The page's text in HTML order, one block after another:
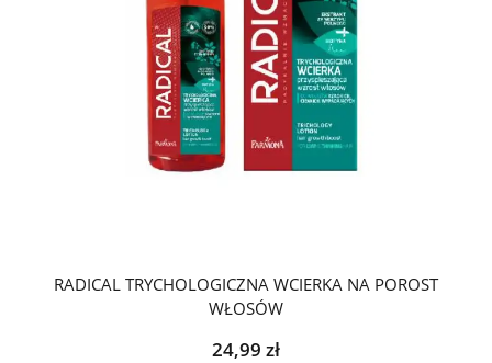
RADICAL TRYCHOLOGICZNA WCIERKA NA POROST
WŁOSÓW
24,99 zł